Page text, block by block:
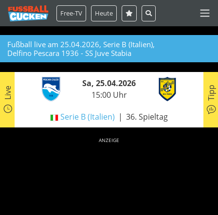
Free-TV Heute
Fußball live am 25.04.2026, Serie B (Italien),
Delfino Pescara 1936 - SS Juve Stabia
Live
Sa, 25.04.2026
15:00 Uhr
Serie B (Italien) 36. Spieltag
Tipp
ANZEIGE